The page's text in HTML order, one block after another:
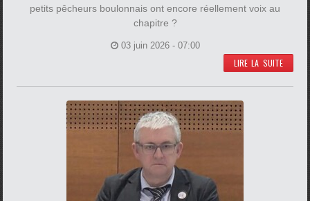
petits pêcheurs boulonnais ont encore réellement voix au
chapitre ?
03 juin 2026 - 07:00
LIRE LA SUITE